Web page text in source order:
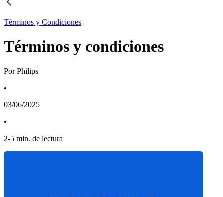
Términos y Condiciones
Términos y condiciones
Por Philips
•
03/06/2025
•
2-5 min. de lectura